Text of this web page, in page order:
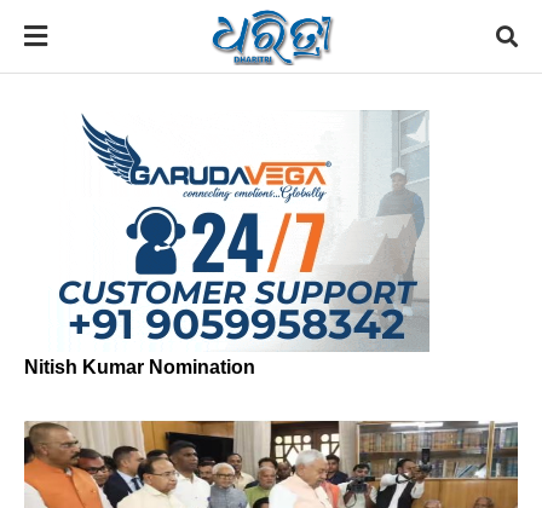
Nitish Kumar Nomination